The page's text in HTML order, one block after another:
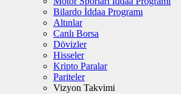
Bilardo İddaa Programı
Altınlar
Canlı Borsa
Dövizler
Hisseler
Kripto Paralar
Pariteler
Vizyon Takvimi